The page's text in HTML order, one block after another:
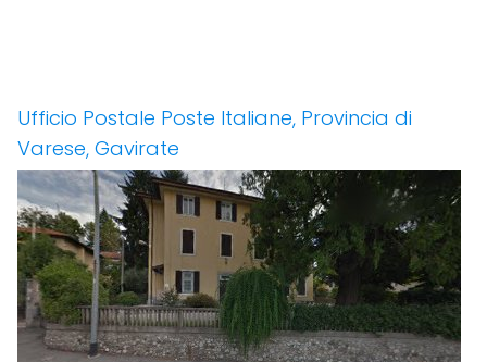
Ufficio Postale Poste Italiane, Provincia di
Varese, Gavirate